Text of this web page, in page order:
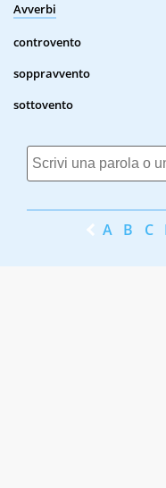
Avverbi
controvento
soppravvento
sottovento
A B C